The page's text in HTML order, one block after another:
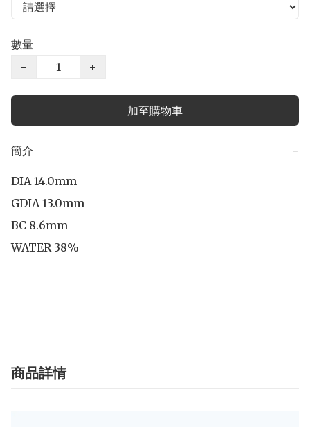
數量
−
+
加至購物車
簡介 −
DIA 14.0mm
GDIA 13.0mm
BC 8.6mm
WATER 38%
商品詳情